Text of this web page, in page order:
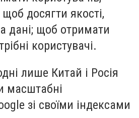
щоб досягти якості,
дані; щоб отримати
користувачі.
лише Китай і Росія
масштабні
зі своїми індексами